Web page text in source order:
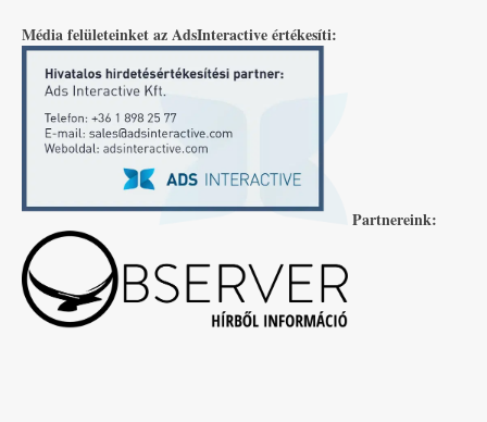
Média felületeinket az AdsInteractive értékesíti:
Partnereink: